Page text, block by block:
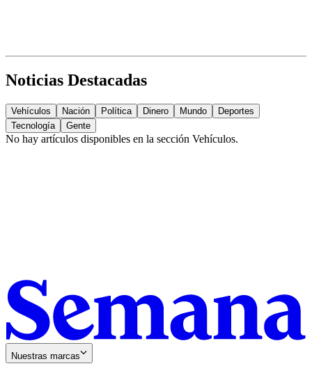
Noticias Destacadas
Vehículos Nación Política Dinero Mundo
Deportes
Tecnología
Gente
No hay artículos disponibles en la sección Vehículos.
Nuestras marcas